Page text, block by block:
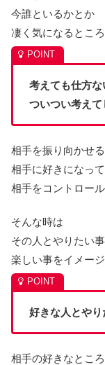
今誰といるかとか
凄く気になるところ
考えても仕方
ついつい考えて
相手を振り向かせ
相手に好きになっ
相手をコントロー
そんな時は
その人とやりたい
楽しい事をイメー
好きな人とやり
相手の好きなところ